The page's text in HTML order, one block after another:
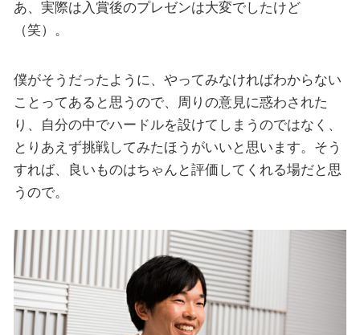
あ、実際は入賞後のプレゼンは大変でしたけど
（笑）。
僕がそうだったように、やってみなければわからない
ことってあると思うので、周りの意見に惑わされた
り、自分の中でハードルを設けてしまうのではなく、
とりあえず挑戦してみたほうがいいと思います。そう
すれば、良いものはちゃんと評価してくれる場だと思
うので。